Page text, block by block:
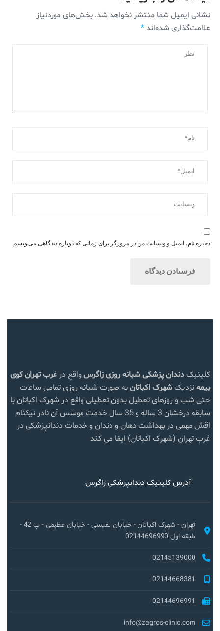
نشانی ایمیل شما منتشر نخواهد شد. بخش‌های موردنیاز
علامت‌گذاری شده‌اند*
ذخیره نام، ایمیل و وبسایت من در مرورگر برای زمانی که دوباره دیدگاهی می‌نویسم.
کلینیکدندان پزشکی شبانه روزی زاگرس واقع در غرب تهرانکوی
بیمهنزدیکشهرک اکباتانبه صورت شبانه روزی تمامی ساعات
حتی شب و روزهای تعطیل بدون تعطیلی واقع در شهرک اکباتان با
سابقه درخشان 3 ساله و 35 سال خدمت موسس آن نادر نیکنام
اقش مهمی در بهداشت دهان و دندان و خدمات دندانپزشکی در
غرب تهران (شهرک اکباتان) ایفا می کند
آدرس کلینیک دندانپزشکی زاگرس
تهران - شهرک اکباتان - خیابان نفیسی - خیابان عظیمی - پ 42 -
طبقه اول 02144696990
02145139000
02144668381
02144696991
info@zagros-clinic.com